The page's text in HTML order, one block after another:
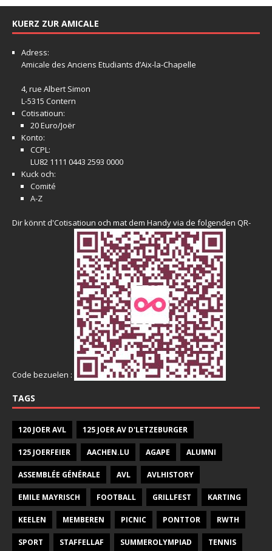
KUERZ ZUR AMICALE
Adress:
Amicale des Anciens Etudiants d’Aix-la-Chapelle
4, rue Albert Simon
L-5315 Contern
Cotisatioun:
20 Euro/Joër
Konto:
CCPL:
LU82 1111 0443 2593 0000
Kuck och:
Comité
A-Z
Dir könnt d'Cotisatioun och mat dem Handy via de folgenden QR-
Code bezuelen :
TAGS
120 JOER AVL 125 JOER AV D'LETZEBURGER
125 JOERFEIER AACHEN.LU AGAPE ALUMNI
ASSEMBLÉE GÉNÉRALE AVL AVLHISTORY
EMILE MAYRISCH FOOTBALL GRILLFEST KARTING
KEELEN MEMBEREN PICNIC PONTTOR RWTH
SPORT STAFFELLAF SUMMEROLYMPIAD TENNIS